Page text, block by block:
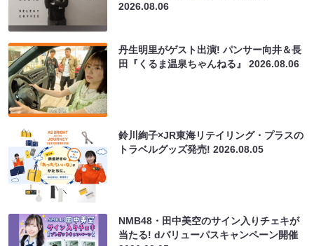
2026.08.06
丹生明里がゲスト出演! パンサー向井＆長
田『くるま温泉ちゃんねる』2026.08.06
鈴川絢子×JR東海リテイリング・プラスの
トラベルグッズ発売!2026.08.05
NMB48・田中美空のサイン入りチェキが
当たる! dバリューパスキャンペーン開催